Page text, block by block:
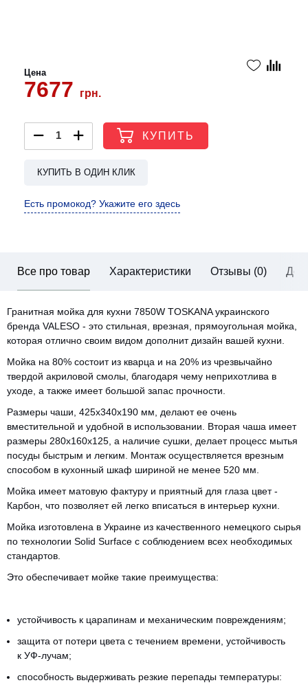
Цена
7677 грн.
КУПИТЬ
КУПИТЬ В ОДИН КЛИК
Есть промокод? Укажите его здесь
Все про товар Характеристики Отзывы (0)
Гранитная мойка для кухни 7850W TOSKANA украинского
бренда VALESO - это стильная, врезная, прямоугольная мойка,
которая отлично своим видом дополнит дизайн вашей кухни.
Мойка на 80% состоит из кварца и на 20% из чрезвычайно
твердой акриловой смолы, благодаря чему неприхотлива в
уходе, а также имеет большой запас прочности.
Размеры чаши, 425х340х190 мм, делают ее очень
вместительной и удобной в использовании. Вторая чаша имеет
размеры 280х160х125, а наличие сушки, делает процесс мытья
посуды быстрым и легким. Монтаж осуществляется врезным
способом в кухонный шкаф шириной не менее 520 мм.
Мойка имеет матовую фактуру и приятный для глаза цвет -
Карбон, что позволяет ей легко вписаться в интерьер кухни.
Мойка изготовлена в Украине из качественного немецкого сырья
по технологии Solid Surface с соблюдением всех необходимых
стандартов.
Это обеспечивает мойке такие преимущества:
устойчивость к царапинам и механическим повреждениям;
защита от потери цвета с течением времени, устойчивость
к УФ-лучам;
способность выдерживать резкие перепады температуры: